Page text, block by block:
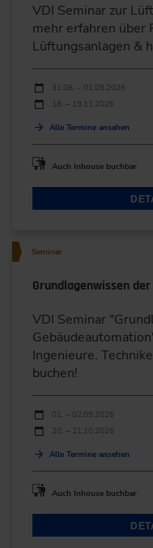
VDI Seminar zur
mehr erfahren über
Lüftungsanlagen &
Durchführungen
Veranstaltungsdatum
31.08. – 01.09.2026
18. – 19.11.2026
Alle Termine ansehen
Auch Inhouse buchbar
Seminar
Grundlagenwissen
VDI Seminar
Ingenieure,
buchen!
Durchführungen
Veranstaltungsdatum
01. – 02.09.2026
20. – 21.10.2026
Alle Termine ansehen
Auch Inhouse buchbar